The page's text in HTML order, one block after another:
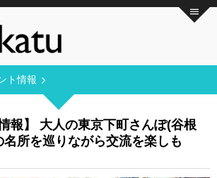
ト情報
報】 大人の東京下町さんぽ(谷根
所を巡りながら交流を楽しも